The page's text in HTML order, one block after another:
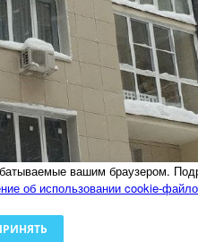
вашим браузером.
об использовании cookie-